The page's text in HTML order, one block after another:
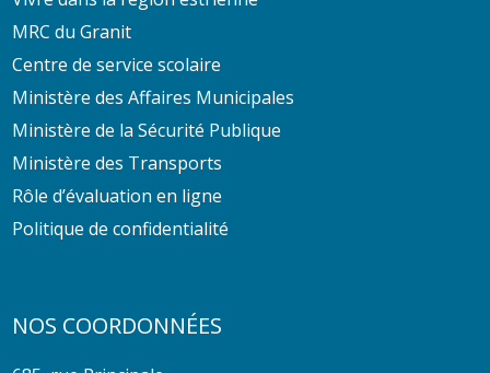
MRC du Granit
Centre de service scolaire
Ministère des Affaires Municipales
Ministère de la Sécurité Publique
Ministère des Transports
Rôle d’évaluation en ligne
Politique de confidentialité
NOS COORDONNÉES